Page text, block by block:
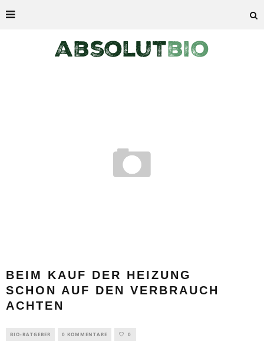
BEIM KAUF DER HEIZUNG
SCHON AUF DEN VERBRAUCH
ACHTEN
BIO-RATGEBER 0 KOMMENTARE 0